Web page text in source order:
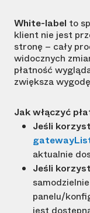
White-label to
klient nie jest
stronę – cały
widocznych
płatność
zwiększa
Jak włączyć
Jeśli
aktualnie
Jeśli
panelu/